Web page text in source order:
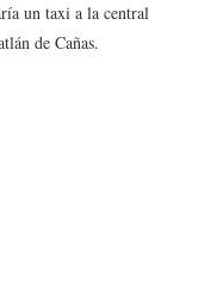
un taxi a la central
de Cañas.